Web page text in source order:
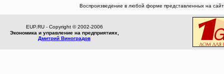
Воспроизведение в любой форме представленных на
EUP.RU - Copyright © 2002-2006
Экономика и управление на предприятиях,
Дмитрий Виноградов